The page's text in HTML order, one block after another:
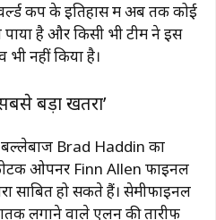
कप के इतिहास में अब तक कोई
पाया है और किसी भी टीम ने इस
नहीं किया है।
बड़ा खतरा’
बल्लेबाज Brad Haddin का
ओपनर Finn Allen फाइनल
साबित हो सकते हैं। सेमीफाइनल
लगाने वाले एलन की तारीफ